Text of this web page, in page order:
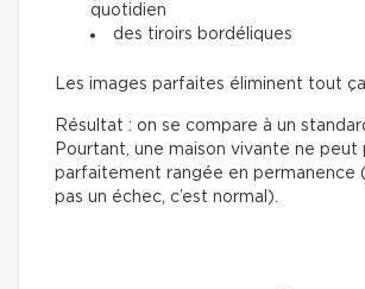
quotidien
des tiroirs bordéliques
Les images parfaites éliminent tout ça.
Résultat : on se compare à un
Pourtant, une maison vivante ne peut
parfaitement rangée en permanence
pas un échec, c’est normal).